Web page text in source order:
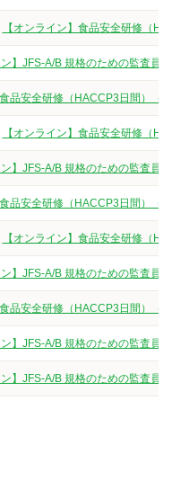
【オンライン】食品安全研修（
ン】JFS-A/B 規格のための監査
食品安全研修（HACCP3日間）
【オンライン】食品安全研修（
ン】JFS-A/B 規格のための監査
食品安全研修（HACCP3日間）
【オンライン】食品安全研修（
ン】JFS-A/B 規格のための監査
食品安全研修（HACCP3日間）
ン】JFS-A/B 規格のための監査
ン】JFS-A/B 規格のための監査